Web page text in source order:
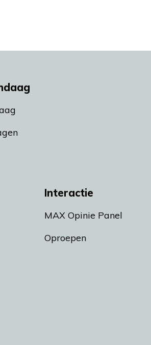
Interactie
MAX Opinie Panel
Oproepen